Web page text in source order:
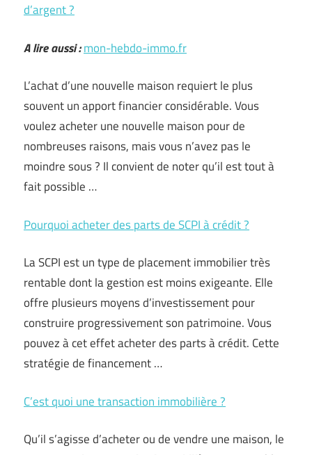
d’argent ?
A lire aussi :mon-hebdo-immo.fr
L’achat d’une nouvelle maison requiert le plus
souvent un apport financier considérable. Vous
voulez acheter une nouvelle maison pour de
nombreuses raisons, mais vous n’avez pas le
moindre sous ? Il convient de noter qu’il est tout à
fait possible …
Pourquoi acheter des parts de SCPI à crédit ?
La SCPI est un type de placement immobilier très
rentable dont la gestion est moins exigeante. Elle
offre plusieurs moyens d’investissement pour
construire progressivement son patrimoine. Vous
pouvez à cet effet acheter des parts à crédit. Cette
stratégie de financement …
C’est quoi une transaction immobilière ?
Qu’il s’agisse d’acheter ou de vendre une maison, le